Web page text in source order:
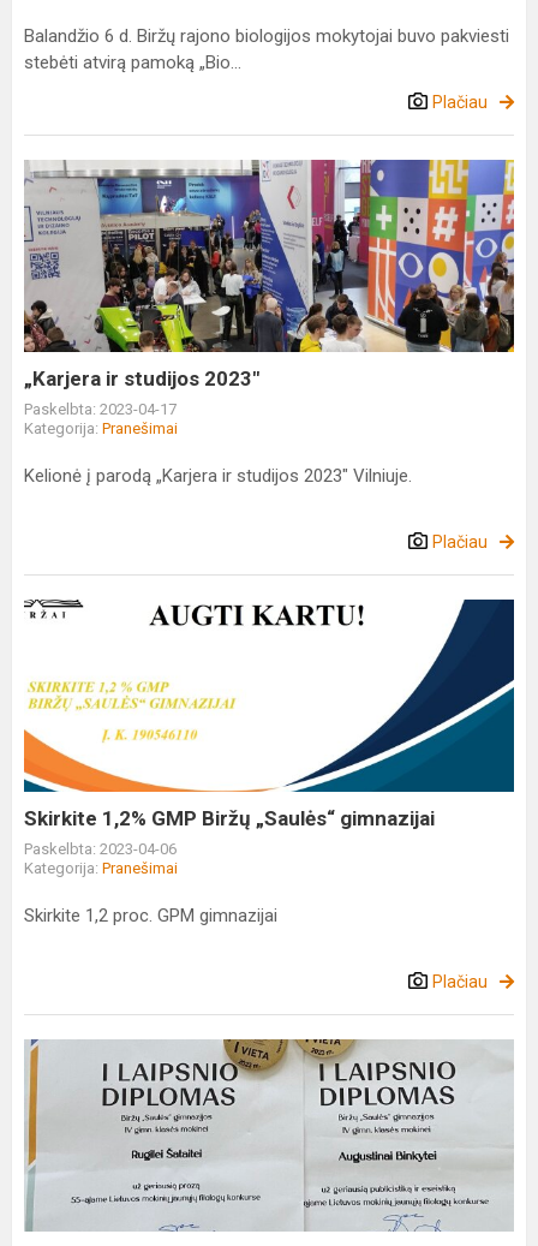
Balandžio 6 d. Biržų rajono biologijos mokytojai buvo pakviesti
stebėti atvirą pamoką „Bio...
Plačiau
„Karjera
ir
studijos
2023"
„Karjera ir studijos 2023"
Paskelbta: 2023-04-17
Kategorija: Pranešimai
Kelionė į parodą „Karjera ir studijos 2023" Vilniuje.
Plačiau
Skirkite
Biržų
„Saulės“
gimnazijai
Skirkite 1,2% GMP Biržų „Saulės“ gimnazijai
Paskelbta: 2023-04-06
Kategorija: Pranešimai
Skirkite 1,2 proc. GPM gimnazijai
Plačiau
55-
asis
Jaunųjų
konkursas